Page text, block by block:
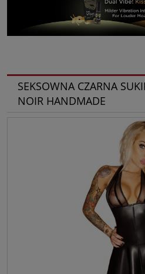
SEKSOWNA CZARNA
NOIR HANDMADE